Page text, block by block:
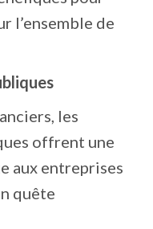
l’ensemble de
les
offrent une
aux entreprises
quête